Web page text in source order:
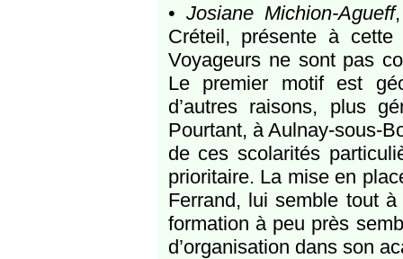
• Josiane Michion-Agueff
Créteil, présente à
Voyageurs ne sont pas
Le premier motif est
d’autres raisons, plus
Pourtant, à Aulnay-sous-
de ces scolarités
prioritaire. La mise en
Ferrand, lui semble tout
formation à peu près
d’organisation dans son